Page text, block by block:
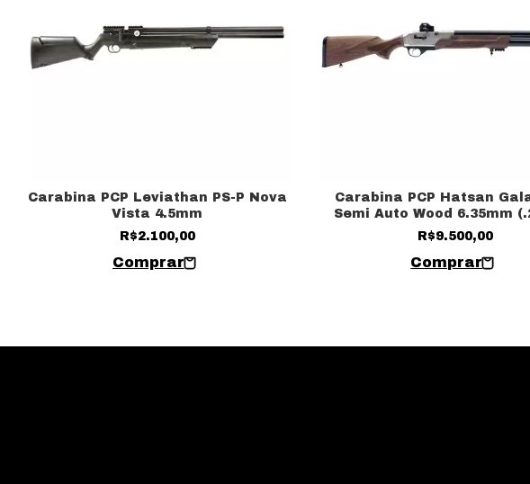
Carabina PCP Leviathan PS-P Nova
Vista 4.5mm
R$2.100,00
Carabina PCP Hatsan
Semi Auto Wood 6.35mm
Bore
R$9.500,00